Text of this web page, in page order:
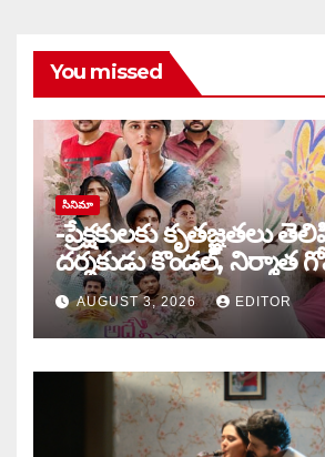
You missed
సినిమా
-ప్రేక్షకులకు కృతజ్ఞతలు
దర్శకుడు కొండల్, నిర్మాత గోవిందు
కాండ్రేగుల
AUGUST 3, 2026 EDITOR